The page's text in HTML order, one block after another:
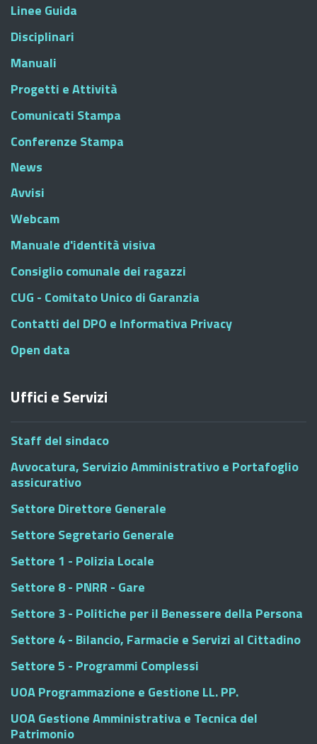
Linee Guida
Disciplinari
Manuali
Progetti e Attività
Comunicati Stampa
Conferenze Stampa
News
Avvisi
Webcam
Manuale d'identità visiva
Consiglio comunale dei ragazzi
CUG - Comitato Unico di Garanzia
Contatti del DPO e Informativa Privacy
Open data
Uffici e Servizi
Staff del sindaco
Avvocatura, Servizio Amministrativo e Portafoglio
assicurativo
Settore Direttore Generale
Settore Segretario Generale
Settore 1 - Polizia Locale
Settore 8 - PNRR - Gare
Settore 3 - Politiche per il Benessere della Persona
Settore 4 - Bilancio, Farmacie e Servizi al Cittadino
Settore 5 - Programmi Complessi
UOA Programmazione e Gestione LL. PP.
UOA Gestione Amministrativa e Tecnica del
Patrimonio